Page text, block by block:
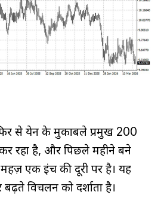
से येन के मुकाबले प्रमुख 200
रहा है, और पिछले महीने बने
एक इंच की दूरी पर है। यह
विचलन को दर्शाता है।